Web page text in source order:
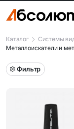
Каталог
Системы
Металлоискатели и
Фильтр